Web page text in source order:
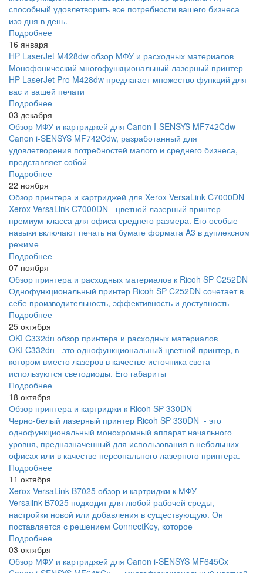
способный удовлетворить все потребности вашего бизнеса
изо дня в день.
Подробнее
16 января
HP LaserJet M428dw обзор МФУ и расходных материалов
Монофонический многофункциональный лазерный принтер
HP LaserJet Pro M428dw предлагает множество функций для
вас и вашей печати
Подробнее
03 декабря
Обзор МФУ и картриджей для Canon I-SENSYS MF742Cdw
Canon i-SENSYS MF742Cdw, разработанный для
удовлетворения потребностей малого и среднего бизнеса,
представляет собой
Подробнее
22 ноября
Обзор принтера и картриджей для Xerox VersaLink C7000DN
Xerox VersaLink C7000DN - цветной лазерный принтер
премиум-класса для офиса среднего размера. Его особые
навыки включают печать на бумаге формата A3 в дуплексном
режиме
Подробнее
07 ноября
Обзор принтера и расходных материалов к Ricoh SP C252DN
Однофункциональный принтер Ricoh SP C252DN сочетает в
себе производительность, эффективность и доступность
Подробнее
25 октября
OKI C332dn обзор принтера и расходных материалов
OKI C332dn - это однофункциональный цветной принтер, в
котором вместо лазеров в качестве источника света
используются светодиоды. Его габариты
Подробнее
18 октября
Обзор принтера и картриджи к Ricoh SP 330DN
Черно-белый лазерный принтер Ricoh SP 330DN - это
однофункциональный монохромный аппарат начального
уровня, предназначенный для использования в небольших
офисах или в качестве персонального лазерного принтера.
Подробнее
11 октября
Xerox VersaLink B7025 обзор и картриджи к МФУ
Versalink B7025 подходит для любой рабочей среды,
настройки новой или добавления в существующую. Он
поставляется с решением ConnectKey, которое
Подробнее
03 октября
Обзор МФУ и картриджей для Canon i-SENSYS MF645Cx